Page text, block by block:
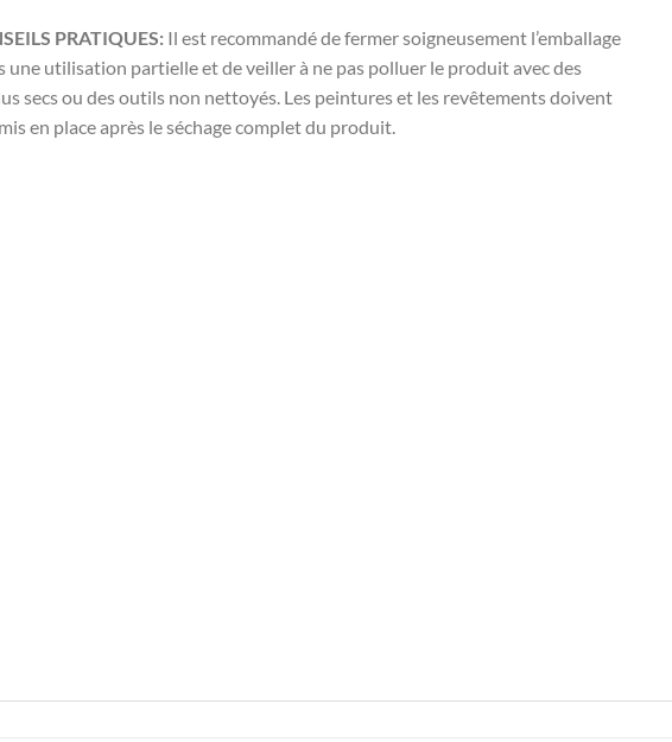
PRATIQUES: Il est recommandé de fermer soigneusement l’emballage
une utilisation partielle et de veiller à ne pas polluer le produit avec des
secs ou des outils non nettoyés. Les peintures et les revêtements doivent
en place après le séchage complet du produit.